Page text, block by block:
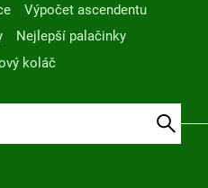
Výpočet ascendentu
Nejlepší palačinky
koláč